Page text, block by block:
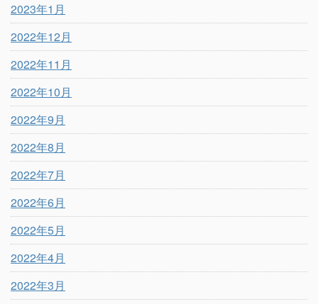
2023年1月
2022年12月
2022年11月
2022年10月
2022年9月
2022年8月
2022年7月
2022年6月
2022年5月
2022年4月
2022年3月